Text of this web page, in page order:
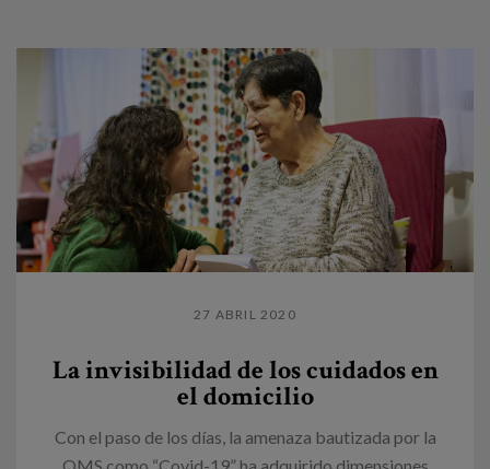
27 ABRIL 2020
La invisibilidad de los cuidados en
el domicilio
Con el paso de los días, la amenaza bautizada por la